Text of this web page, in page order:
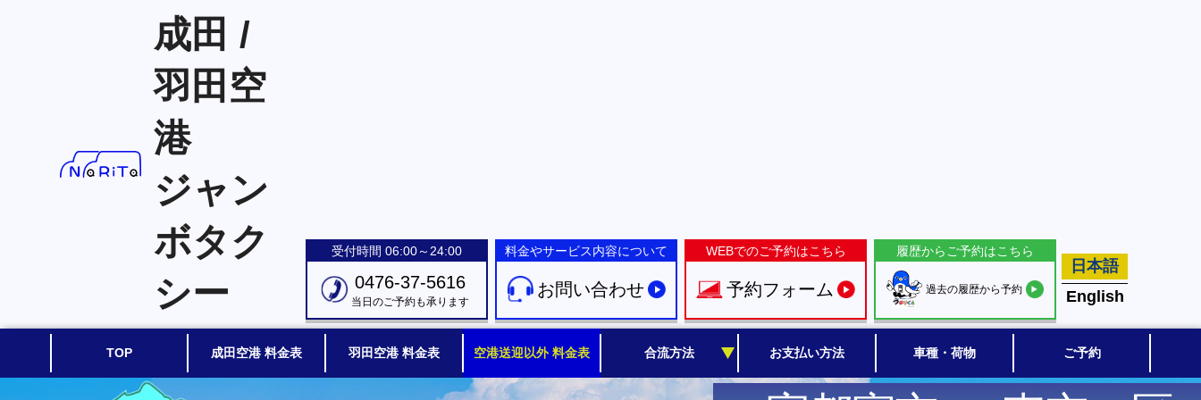
成田 /
羽田空
港
ジャン
ボタク
シー
受付時間 06:00～24:00
0476-37-5616
当日のご予約も承ります
料金やサービス内容について
お問い合わせ
WEBでのご予約はこちら
予約フォーム
履歴からご予約はこちら
過去の履歴から予約
日本語
English
TOP 成田空港 料金表 羽田空港 料金表 空港送迎以外 料金表 合流方法 お支払い方法 車種・荷物 ご予約